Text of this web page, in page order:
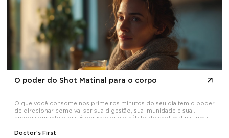
O poder do Shot Matinal para o corpo
O que você consome nos primeiros minutos do seu dia tem o poder
de direcionar como vai ser sua digestão, sua imunidade e sua
energia durante o dia. É por isso que o hábito do shot matinal, uma
Doctor's First